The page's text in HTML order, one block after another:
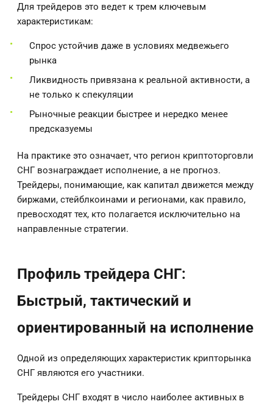
Для трейдеров это ведет к трем ключевым
характеристикам:
Спрос устойчив даже в условиях медвежьего
рынка
Ликвидность привязана к реальной активности, а
не только к спекуляции
Рыночные реакции быстрее и нередко менее
предсказуемы
На практике это означает, что регион криптоторговли
СНГ вознаграждает исполнение, а не прогноз.
Трейдеры, понимающие, как капитал движется между
биржами, стейблкоинами и регионами, как правило,
превосходят тех, кто полагается исключительно на
направленные стратегии.
Профиль трейдера СНГ:
Быстрый, тактический и
ориентированный на исполнение
Одной из определяющих характеристик крипторынка
СНГ являются его участники.
Трейдеры СНГ входят в число наиболее активных в